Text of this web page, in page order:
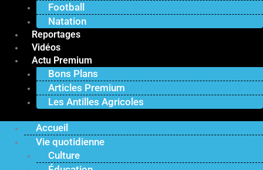
Football
Natation
Reportages
Vidéos
Actu Premium
Bons Plans
Articles Premium
Les Antilles Agricoles
Accueil
Vie quotidienne
Culture